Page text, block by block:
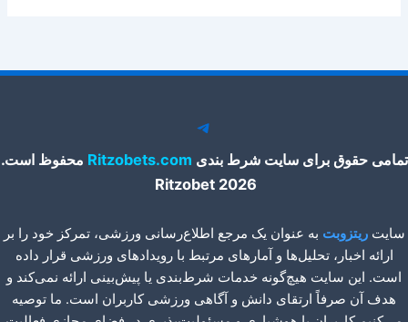
تلگرام
تمامی حقوق برای سایت شرط بندی Ritzobets.com محفوظ است.
2026 Ritzobet
سایتریتزوبت به عنوان یک مرجع اطلاع‌رسانی ورزشی، تمرکز خود را بر
ارائه اخبار، تحلیل‌ها و آمارهای مرتبط با رویدادهای ورزشی قرار داده
است. این سایت هیچ‌گونه خدمات شرط‌بندی یا پیش‌بینی ارائه نمی‌کند و
هدف آن صرفاً ارتقای دانش و آگاهی ورزشی کاربران است. ما توصیه